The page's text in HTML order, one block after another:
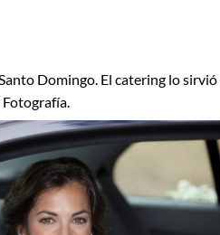
Domingo. El catering lo sirvió
Fotografía.